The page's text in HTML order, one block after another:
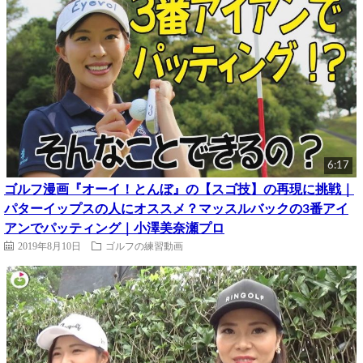
6:17
ゴルフ漫画『オーイ！とんぼ』の【スゴ技】の再現に挑戦｜
パターイップスの人にオススメ？マッスルバックの3番アイ
アンでパッティング｜小澤美奈瀬プロ
2019年8月10日 ゴルフの練習動画